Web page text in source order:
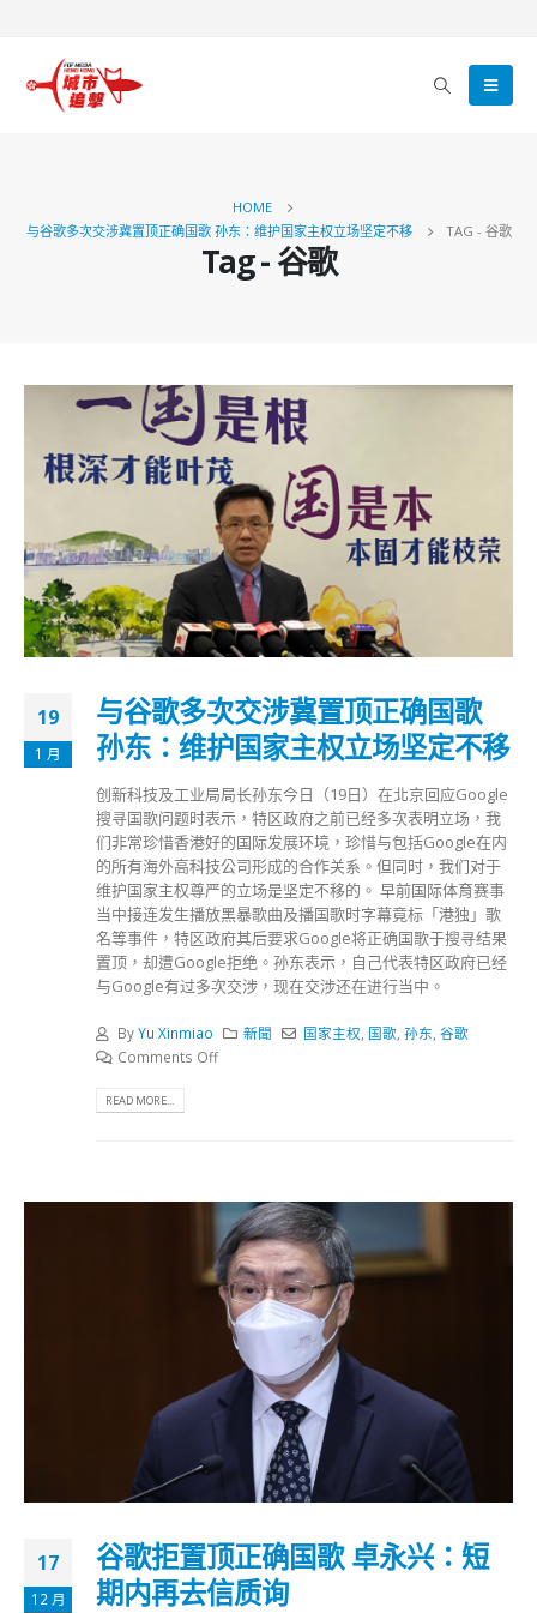
HOME
与谷歌多次交涉冀置顶正确国歌 孙东：维护国家主权立场坚定不移
TAG - 谷歌
Tag - 谷歌
19
1 月
与谷歌多次交涉冀置顶正确国歌
孙东：维护国家主权立场坚定不移
创新科技及工业局局长孙东今日（19日）在北京回应Google
搜寻国歌问题时表示，特区政府之前已经多次表明立场，我
们非常珍惜香港好的国际发展环境，珍惜与包括Google在内
的所有海外高科技公司形成的合作关系。但同时，我们对于
维护国家主权尊严的立场是坚定不移的。 早前国际体育赛事
当中接连发生播放黑暴歌曲及播国歌时字幕竟标「港独」歌
名等事件，特区政府其后要求Google将正确国歌于搜寻结果
置顶，却遭Google拒绝。孙东表示，自己代表特区政府已经
与Google有过多次交涉，现在交涉还在进行当中。
ByYu Xinmiao 新聞 国家主权 国歌 ,孙东 ,谷歌
Comments Off
READ MORE...
17
12 月
谷歌拒置顶正确国歌 卓永兴：短
期内再去信质询